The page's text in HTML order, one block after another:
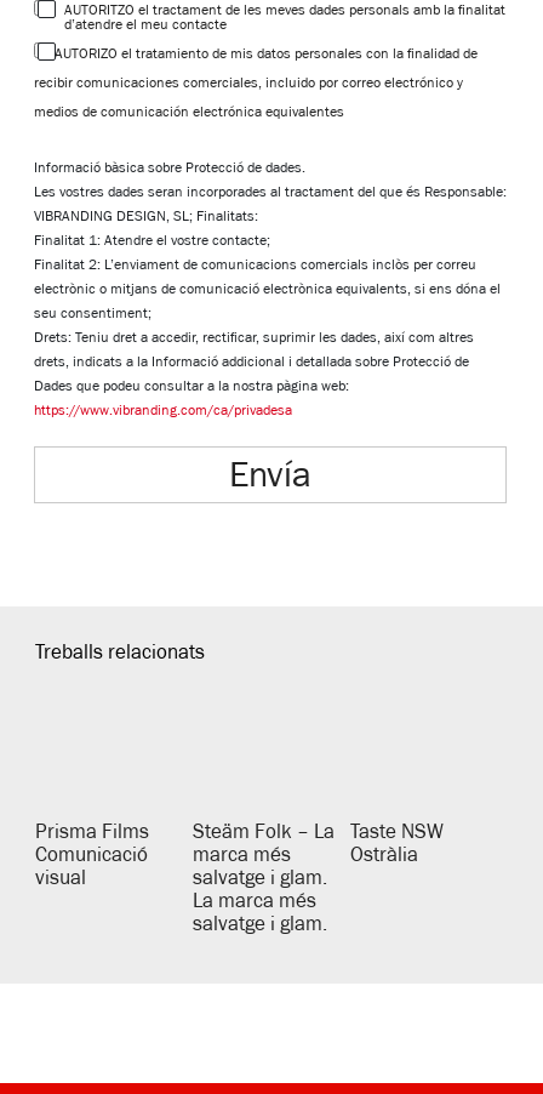
AUTORITZO el tractament de les meves dades personals amb la finalitat
d’atendre el meu contacte
AUTORIZO el tratamiento de mis datos personales con la finalidad de
recibir comunicaciones comerciales, incluido por correo electrónico y
medios de comunicación electrónica equivalentes
Informació bàsica sobre Protecció de dades.
Les vostres dades seran incorporades al tractament del que és Responsable:
VIBRANDING DESIGN, SL; Finalitats:
Finalitat 1: Atendre el vostre contacte;
Finalitat 2: L’enviament de comunicacions comercials inclòs per correu
electrònic o mitjans de comunicació electrònica equivalents, si ens dóna el
seu consentiment;
Drets: Teniu dret a accedir, rectificar, suprimir les dades, així com altres
drets, indicats a la Informació addicional i detallada sobre Protecció de
Dades que podeu consultar a la nostra pàgina web:
https://www.vibranding.com/ca/privadesa
Envía
Treballs relacionats
Prisma Films
Comunicació
visual
Steäm Folk – La
marca més
salvatge i glam.
La marca més
salvatge i glam.
Taste NSW
Ostràlia